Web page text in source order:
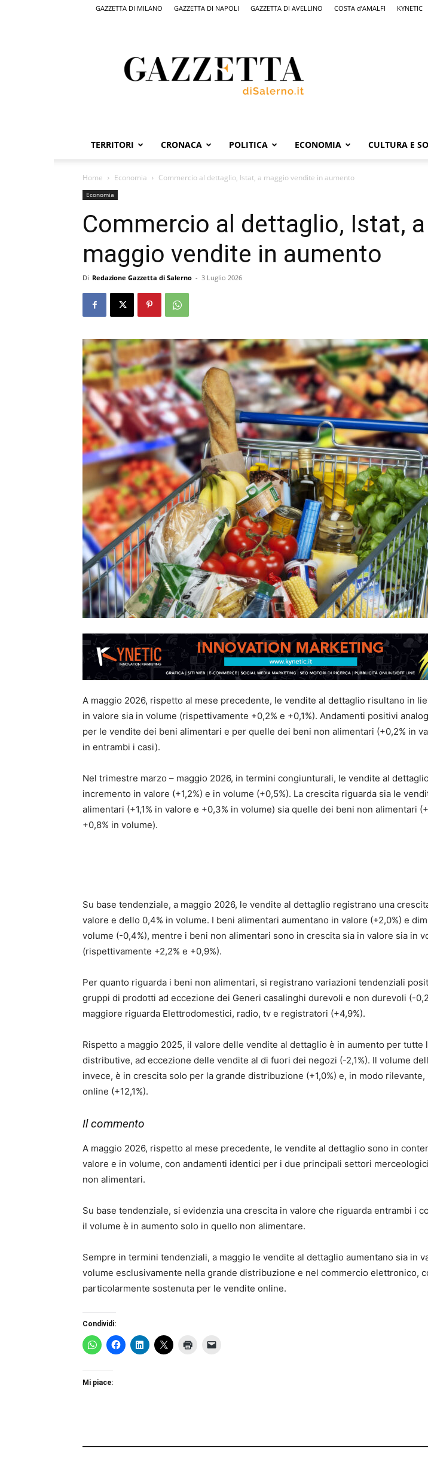
GAZZETTA DI MILANO GAZZETTA DI NAPOLI GAZZETTA DI AVELLINO COSTA d’AMALFI KYNETIC
Salerno,
il
quotidiano
Salerno
TERRITORI CRONACA POLITICA ECONOMIA CULTURA E
Home Economia Commercio al dettaglio, Istat, a maggio vendite in aumento
Economia
Commercio al dettaglio, Istat, a
maggio vendite in aumento
Di Redazione Gazzetta di Salerno - 3 Luglio 2026
A maggio 2026, rispetto al mese precedente, le vendite al dettaglio risultano in
in valore sia in volume (rispettivamente +0,2% e +0,1%). Andamenti positivi
per le vendite dei beni alimentari e per quelle dei beni non alimentari (+0,2% in
in entrambi i casi).
Nel trimestre marzo – maggio 2026, in termini congiunturali, le vendite al
incremento in valore (+1,2%) e in volume (+0,5%). La crescita riguarda sia le
alimentari (+1,1% in valore e +0,3% in volume) sia quelle dei beni non alimentari
+0,8% in volume).
Su base tendenziale, a maggio 2026, le vendite al dettaglio registrano una
valore e dello 0,4% in volume. I beni alimentari aumentano in valore (+2,0%) e
volume (-0,4%), mentre i beni non alimentari sono in crescita sia in valore sia in
(rispettivamente +2,2% e +0,9%).
Per quanto riguarda i beni non alimentari, si registrano variazioni tendenziali
gruppi di prodotti ad eccezione dei Generi casalinghi durevoli e non durevoli (-
maggiore riguarda Elettrodomestici, radio, tv e registratori (+4,9%).
Rispetto a maggio 2025, il valore delle vendite al dettaglio è in aumento per tutte
distributive, ad eccezione delle vendite al di fuori dei negozi (-2,1%). Il volume
invece, è in crescita solo per la grande distribuzione (+1,0%) e, in modo
online (+12,1%).
Il commento
A maggio 2026, rispetto al mese precedente, le vendite al dettaglio sono in
valore e in volume, con andamenti identici per i due principali settori
non alimentari.
Su base tendenziale, si evidenzia una crescita in valore che riguarda entrambi i
il volume è in aumento solo in quello non alimentare.
Sempre in termini tendenziali, a maggio le vendite al dettaglio aumentano sia in
volume esclusivamente nella grande distribuzione e nel commercio elettronico,
particolarmente sostenuta per le vendite online.
Condividi:
Mi piace: